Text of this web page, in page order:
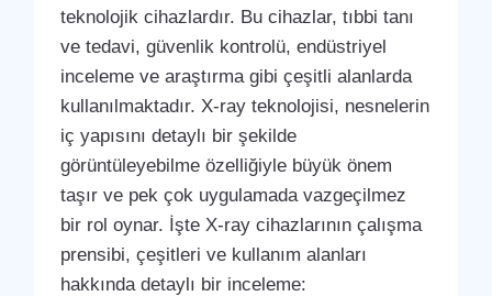
teknolojik cihazlardır. Bu cihazlar, tıbbi tanı
ve tedavi, güvenlik kontrolü, endüstriyel
inceleme ve araştırma gibi çeşitli alanlarda
kullanılmaktadır. X-ray teknolojisi, nesnelerin
iç yapısını detaylı bir şekilde
görüntüleyebilme özelliğiyle büyük önem
taşır ve pek çok uygulamada vazgeçilmez
bir rol oynar. İşte X-ray cihazlarının çalışma
prensibi, çeşitleri ve kullanım alanları
hakkında detaylı bir inceleme: